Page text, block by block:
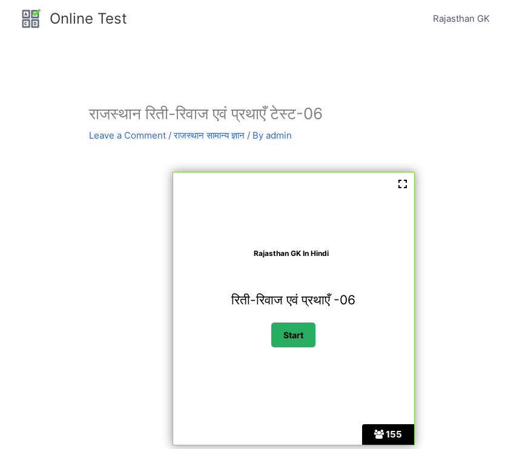
Online Test Rajasthan GK
राजस्थान रिती-रिवाज एवं प्रथाएँ टेस्ट-06
Leave a Comment /राजस्थान सामान्य ज्ञान / Byadmin
155
Rajasthan GK In Hindi
रिती-रिवाज एवं प्रथाएँ -06